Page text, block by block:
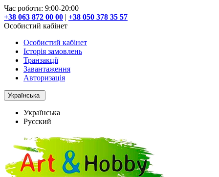
Час роботи: 9:00-20:00
+38 063 872 00 00 | +38 050 378 35 57
Особистий кабінет
Особистий кабінет
Історія замовлень
Транзакції
Завантаження
Авторизація
Українська
Українська
Русский